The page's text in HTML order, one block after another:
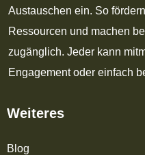
Austauschen ein. So
Ressourcen und machen
zugänglich. Jeder kann
Engagement oder einfach
Weiteres
Blog